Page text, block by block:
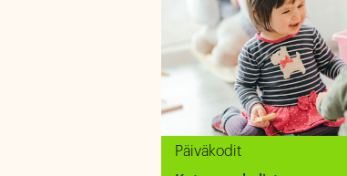
Päiväkodit